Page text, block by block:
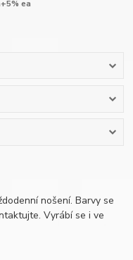
ea
nošení. Barvy se
Vyrábí se i ve